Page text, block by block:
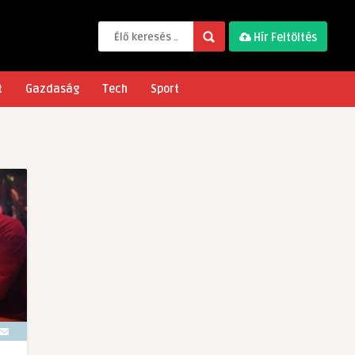
Hír Feltöltés
Gazdaság Tech Sport